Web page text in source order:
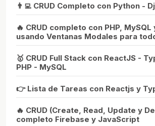
👨‍💻 CRUD Completo con Python -
🔥 CRUD completo con PHP,
usando Ventanas Modales para
🥇 CRUD Full Stack con ReactJS -
PHP - MySQL
👉 Lista de Tareas con Reactjs y
🔥 CRUD (Create, Read, Update y
completo Firebase y JavaScript